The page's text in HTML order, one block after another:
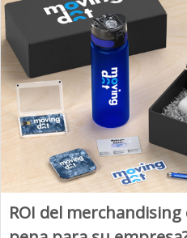
ROI del merchandising